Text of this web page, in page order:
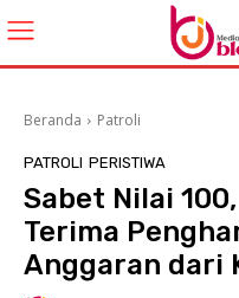
Beranda Patroli
PATROLI PERISTIWA
Sabet Nilai
Terima
Anggaran dari